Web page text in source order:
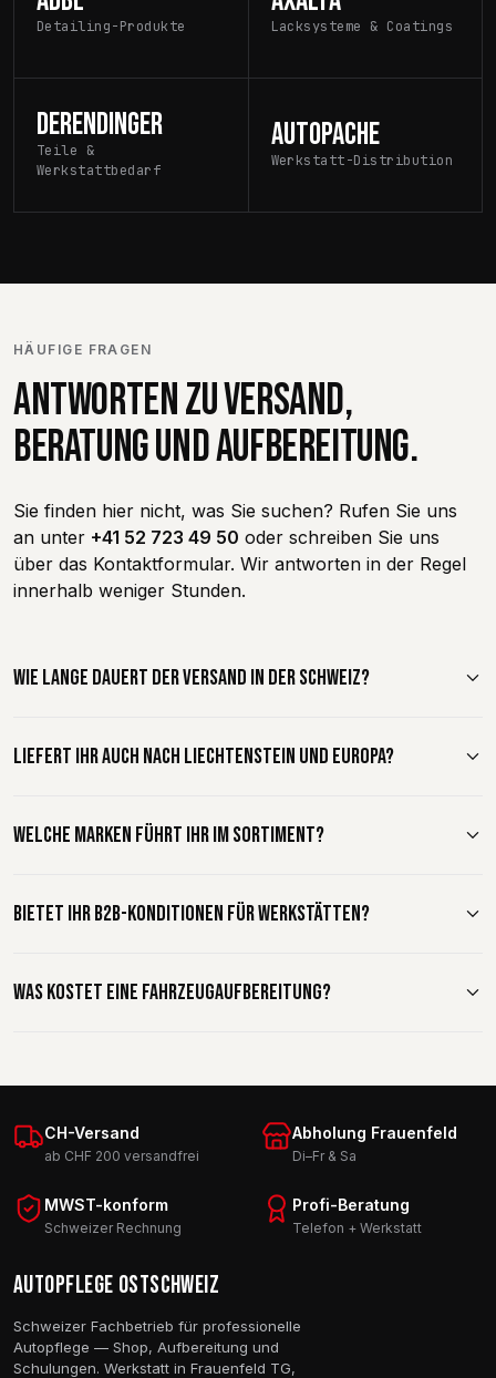
Detailing-Produkte Lacksysteme & Coatings
DERENDINGER
Teile &
Werkstattbedarf
AUTOPACHE
Werkstatt-Distribution
HÄUFIGE FRAGEN
ANTWORTEN ZU VERSAND,
BERATUNG UND AUFBEREITUNG.
Sie finden hier nicht, was Sie suchen? Rufen Sie uns
an unter +41 52 723 49 50 oder schreiben Sie uns
über das Kontaktformular. Wir antworten in der Regel
innerhalb weniger Stunden.
WIE LANGE DAUERT DER VERSAND IN DER SCHWEIZ?
LIEFERT IHR AUCH NACH LIECHTENSTEIN UND EUROPA?
WELCHE MARKEN FÜHRT IHR IM SORTIMENT?
BIETET IHR B2B-KONDITIONEN FÜR WERKSTÄTTEN?
WAS KOSTET EINE FAHRZEUGAUFBEREITUNG?
CH-Versand
ab CHF 200 versandfrei
Abholung Frauenfeld
Di–Fr & Sa
MWST-konform
Schweizer Rechnung
Profi-Beratung
Telefon + Werkstatt
Autopflege Ostschweiz
Schweizer Fachbetrieb für professionelle
Autopflege — Shop, Aufbereitung und
Schulungen. Werkstatt in Frauenfeld TG,